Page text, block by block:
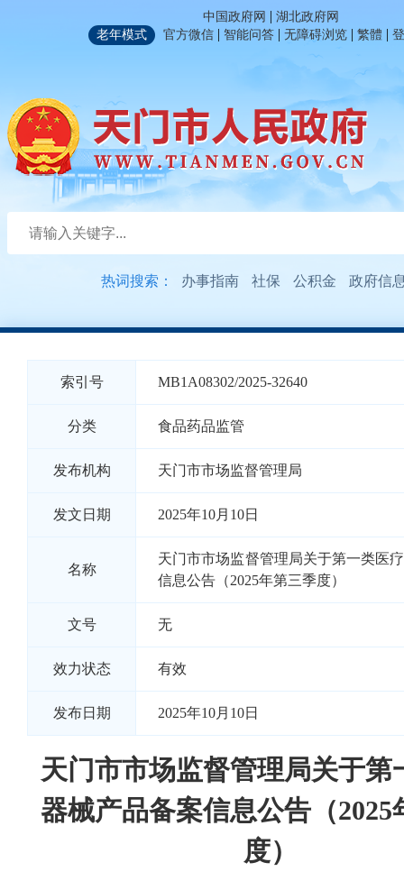
中国政府网 | 湖北政府网
老年模式
官方微信 | 智能问答 | 无障碍浏览 | 繁體 |
热词搜索： 办事指南 社保 公积金 政府信
索引号 MB1A08302/2025-32640
分类 食品药品监管
发布机构 天门市市场监督管理局
发文日期 2025年10月10日
名称
天门市市场监督管理局关于第一类医
信息公告（2025年第三季度）
文号 无
效力状态 有效
发布日期 2025年10月10日
天门市市场监督管理局关于第
器械产品备案信息公告（2025
度）